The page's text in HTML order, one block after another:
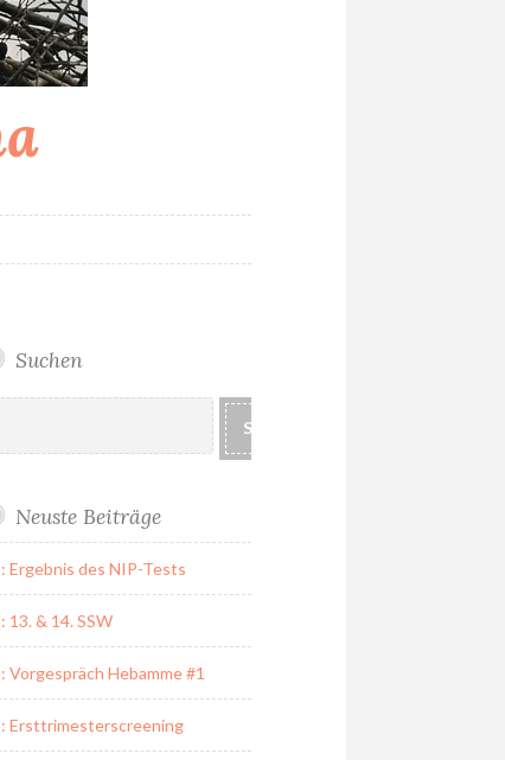
Suchen
SUCHEN
Neuste Beiträge
Ergebnis des NIP-Tests
13. & 14. SSW
Vorgespräch Hebamme #1
Ersttrimesterscreening